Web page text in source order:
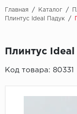
Паркет
Плинтус
Подложка
Пробковое
Главная / Каталог /
Плинтус Ideal Падук
/
Плинтус
Код товара: 80331